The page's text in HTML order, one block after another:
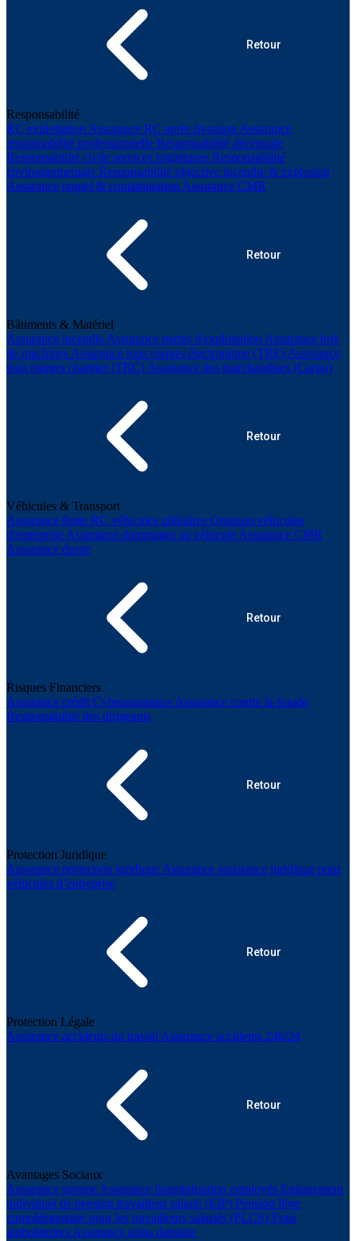
Retour
Responsabilité
RC exploitation Assurance RC après livraison Assurance
responsabilité professionnelle Responsabilité décennale
Responsabilité civile services logistiques Responsabilité
environnementale Responsabilité objective incendie & explosion
Assurance rappel & contamination Assurance CMR
Retour
Bâtiments & Matériel
Assurance incendie Assurance pertes d'exploitation Assurance bris
de machines Assurance tous risques électronique (TRE) Assurance
tous risques chantier (TRC) Assurance des marchandises (Cargo)
Retour
Véhicules & Transport
Assurance flotte RC véhicules utilitaires Omnium véhicules
d'entreprise Assurance dommages au véhicule Assurance CMR
Assurance drone
Retour
Risques Financiers
Assurance crédit Cyberassurance Assurance contre la fraude
Responsabilité des dirigeants
Retour
Protection Juridique
Assurance protection juridique Assurance assistance juridique pour
véhicules d’entreprise
Retour
Protection Légale
Assurance accidents du travail Assurance accidents 24h/24
Retour
Avantages Sociaux
Assurance groupe Assurance hospitalisation employés Engagement
individuel de pension travailleur salarié (EIP) Pension libre
complémentaire pour les travailleurs salariés (PLCS) Frais
ambulatoires Assurance soins dentaire